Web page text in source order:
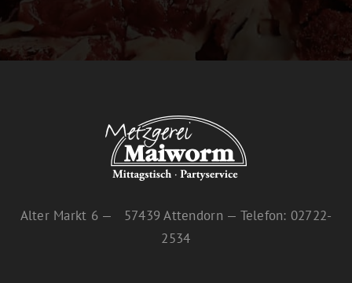
Alter Markt 6 — 57439 Attendorn — Telefon: 02722-
2534